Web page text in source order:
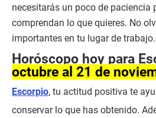
necesitarás un poco de paciencia
comprendan lo que quieres. No
importantes en tu lugar de trabajo.
Horóscopo hoy para
octubre al 21 de
Escorpio, tu actitud positiva te
conservar lo que has obtenido.